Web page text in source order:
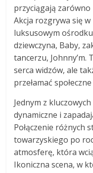
przyciągają zarówno
Akcja rozgrywa się w
luksusowym
dziewczyna, Baby,
tancerzu, Johnny’m.
serca widzów, ale
przełamać
Jednym z
dynamiczne i
Połączenie różnych
towarzyskiego po
atmosferę, która
Ikoniczna scena, w